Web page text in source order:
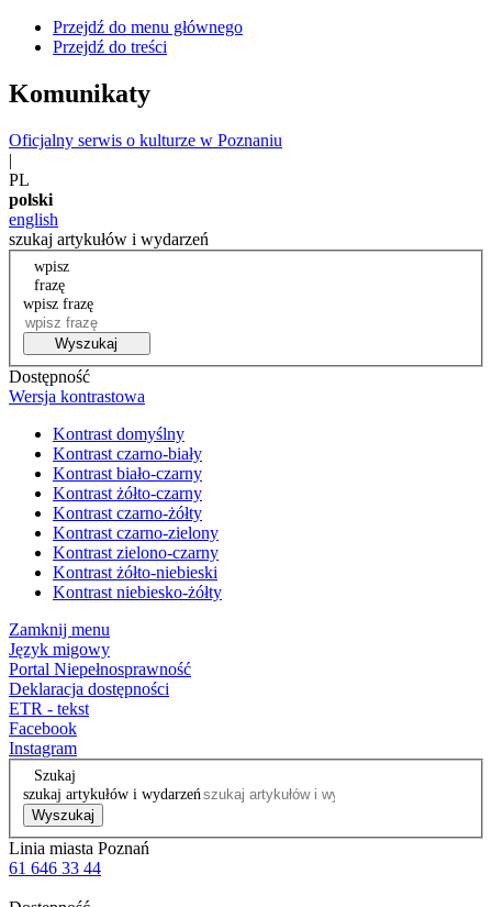
Przejdź do menu głównego
Przejdź do treści
Komunikaty
Oficjalny serwis o kulturze w Poznaniu
|
PL
polski
english
szukaj artykułów i wydarzeń
wpisz
frazę
wpisz frazę
Wyszukaj
Dostępność
Wersja kontrastowa
Kontrast domyślny
Kontrast czarno-biały
Kontrast biało-czarny
Kontrast żółto-czarny
Kontrast czarno-żółty
Kontrast czarno-zielony
Kontrast zielono-czarny
Kontrast żółto-niebieski
Kontrast niebiesko-żółty
Zamknij menu
Język migowy
Portal Niepełnosprawność
Deklaracja dostępności
ETR - tekst
Facebook
Instagram
Szukaj
szukaj artykułów i wydarzeń
Wyszukaj
Linia miasta Poznań
61 646 33 44